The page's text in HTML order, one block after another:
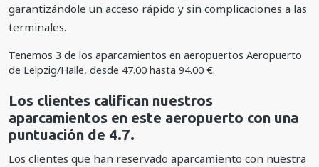
garantizándole un acceso rápido y sin complicaciones a las
terminales.
Tenemos 3 de los aparcamientos en aeropuertos Aeropuerto
de Leipzig/Halle, desde 47.00 hasta 94.00 €.
Los clientes califican nuestros
aparcamientos en este aeropuerto con una
puntuación de 4.7.
Los clientes que han reservado aparcamiento con nuestra